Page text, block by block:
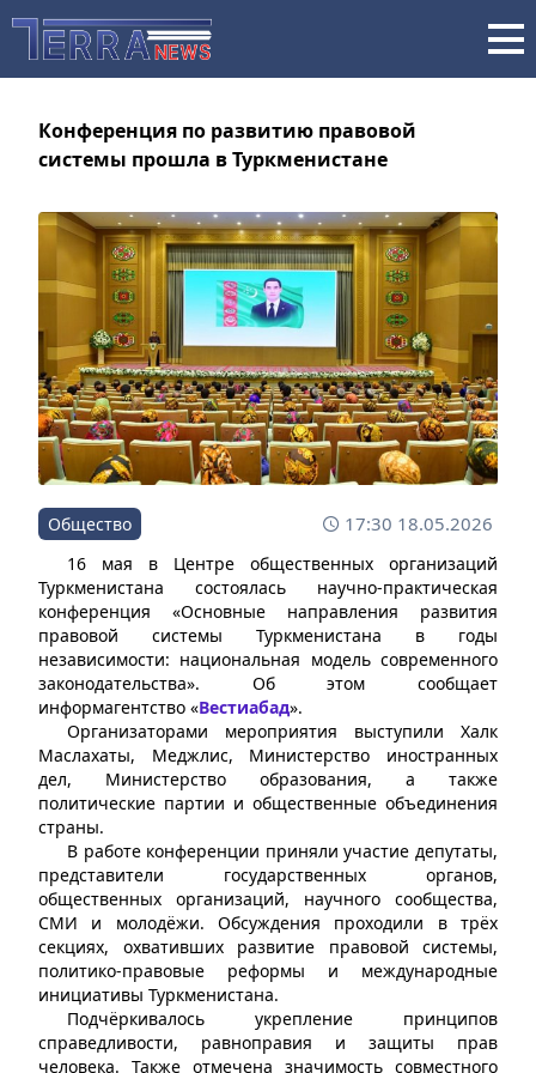
Конференция по развитию правовой
системы прошла в Туркменистане
Общество 17:30 18.05.2026
16 мая в Центре общественных организаций
Туркменистана состоялась научно-практическая
конференция «Основные направления развития
правовой системы Туркменистана в годы
независимости: национальная модель современного
законодательства». Об этом сообщает
информагентство «Вестиабад».
Организаторами мероприятия выступили Халк
Маслахаты, Меджлис, Министерство иностранных
дел, Министерство образования, а также
политические партии и общественные объединения
страны.
В работе конференции приняли участие депутаты,
представители государственных органов,
общественных организаций, научного сообщества,
СМИ и молодёжи. Обсуждения проходили в трёх
секциях, охвативших развитие правовой системы,
политико-правовые реформы и международные
инициативы Туркменистана.
Подчёркивалось укрепление принципов
справедливости, равноправия и защиты прав
человека. Также отмечена значимость совместного